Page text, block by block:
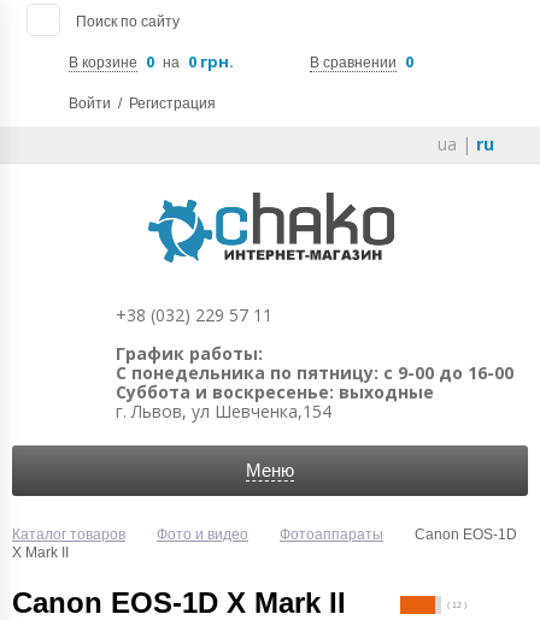
Поиск по сайту
В корзине 0 на 0 грн. В сравнении 0
Войти / Регистрация
ua | ru
+38 (032) 229 57 11
График работы:
С понедельника по пятницу: с 9-00 до 16-00
Суббота и воскресенье: выходные
г. Львов, ул Шевченка,154
Меню
Каталог товаров Фото и видео Фотоаппараты
Canon EOS-1D
X Mark II
Canon EOS-1D X Mark II ( 12 )